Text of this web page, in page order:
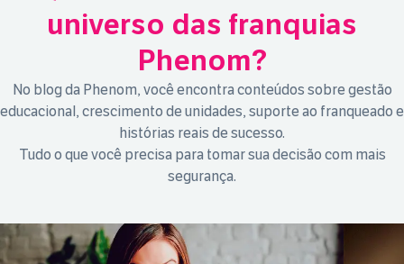
universo das franquias
Phenom?
No blog da Phenom, você encontra conteúdos sobre gestão
educacional, crescimento de unidades, suporte ao franqueado e
histórias reais de sucesso.
Tudo o que você precisa para tomar sua decisão com mais
segurança.